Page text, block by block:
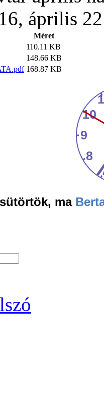
április
Méret
110.11 KB
148.66 KB
168.87 KB
ma